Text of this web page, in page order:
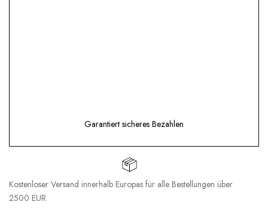
Garantiert sicheres Bezahlen
Kostenloser Versand innerhalb Europas für alle Bestellungen über
2500 EUR